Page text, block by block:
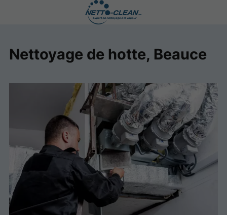
Nettoyage de hotte, Beauce